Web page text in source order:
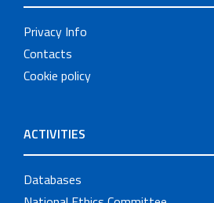
Privacy Info
Contacts
Cookie policy
ACTIVITIES
Databases